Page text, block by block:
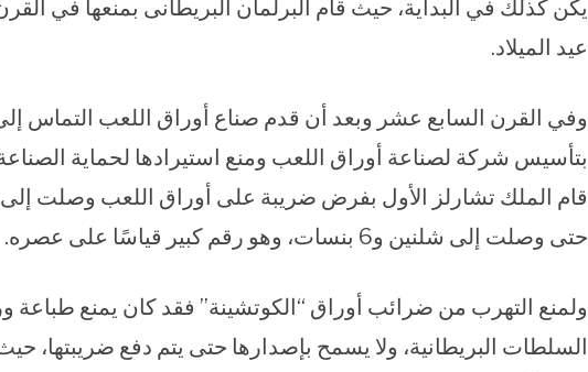
يكن كذلك في البداية، حيث قام البرلمان البريطانى بمنعها في
عيد الميلاد.
وفي القرن السابع عشر وبعد أن قدم صناع أوراق اللعب التماس
بتأسيس شركة لصناعة أوراق اللعب ومنع استيرادها لحماية
حتى وصلت إلى شلنين و6 بنسات، وهو رقم كبير قياسًا على عصره.
ولمنع التهرب من ضرائب أوراق “الكوتشينة” فقد كان يمنع طباعة
السلطات البريطانية، ولا يسمح بإصدارها حتى يتم دفع ضريبتها،